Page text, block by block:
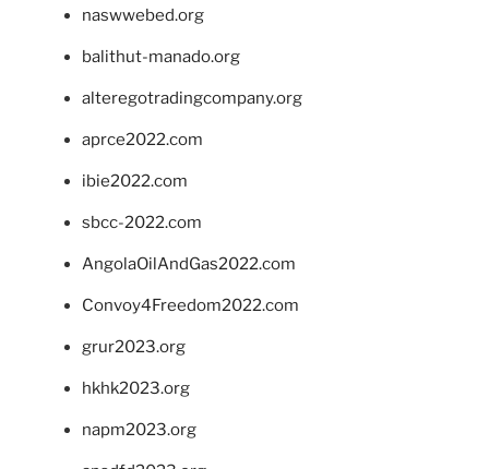
naswwebed.org
balithut-manado.org
alteregotradingcompany.org
aprce2022.com
ibie2022.com
sbcc-2022.com
AngolaOilAndGas2022.com
Convoy4Freedom2022.com
grur2023.org
hkhk2023.org
napm2023.org